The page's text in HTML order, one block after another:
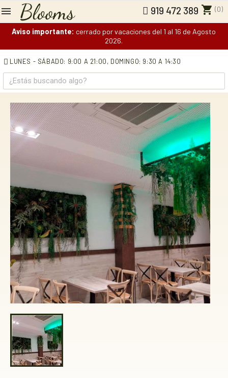
919 472 389 shopping_cart (0)
Aviso importante: cerrado por vacaciones del 1 al 16 de Agosto
2026.
LUNES - SÁBADO: 9:00 A 21:00, DOMINGO: 9:30 A 14:30